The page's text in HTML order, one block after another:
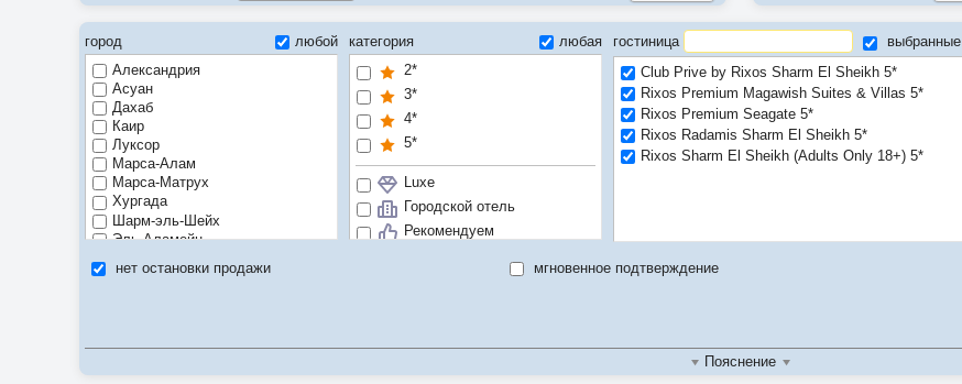
город
любой
Александрия
Асуан
Дахаб
Каир
Луксор
Марса-Алам
Марса-Матрух
Хургада
Шарм-эль-Шейх
Эль-Аламейн
категория
любая
2*
3*
4*
5*
Luxe
Городской отель
Рекомендуем
гостиница выбранные
Club Prive by Rixos Sharm El Sheikh 5*
Rixos Premium Magawish Suites & Villas 5*
Rixos Premium Seagate 5*
Rixos Radamis Sharm El Sheikh 5*
Rixos Sharm El Sheikh (Adults Only 18+) 5*
нет остановки продажи мгновенное подтверждение
Пояснение